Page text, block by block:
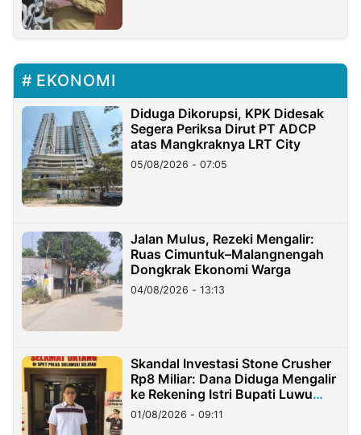
EKONOMI
Diduga Dikorupsi, KPK Didesak
Segera Periksa Dirut PT ADCP
atas Mangkraknya LRT City
05/08/2026 - 07:05
Jalan Mulus, Rezeki Mengalir:
Ruas Cimuntuk–Malangnengah
Dongkrak Ekonomi Warga
04/08/2026 - 13:13
Skandal Investasi Stone Crusher
Rp8 Miliar: Dana Diduga Mengalir
ke Rekening Istri Bupati Luwu
Timur
01/08/2026 - 09:11